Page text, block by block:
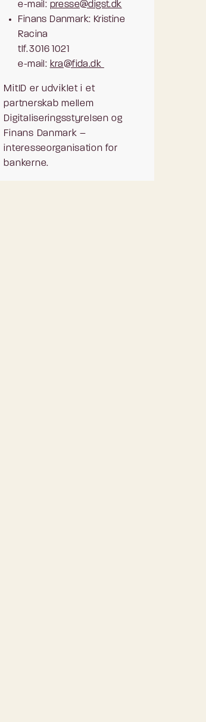
e-mail: presse@digst.dk
Finans Danmark: Kristine
Racina
tlf. 3016 1021
e-mail: kra@fida.dk
MitID er udviklet i et
partnerskab mellem
Digitaliseringsstyrelsen og
Finans Danmark –
interesseorganisation for
bankerne.